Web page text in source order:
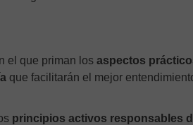
el que priman los aspectos
que facilitarán el mejor
principios activos responsables